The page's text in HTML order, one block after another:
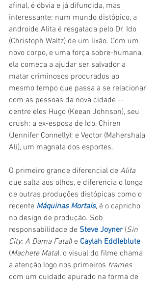
afinal, é óbvia e já difundida, mas
interessante: num mundo distópico, a
androide Alita é resgatada pelo Dr. Ido
(Christoph Waltz) de um lixão. Com um
novo corpo, e uma força sobre-humana,
ela começa a ajudar ser salvador a
matar criminosos procurados ao
mesmo tempo que passa a se relacionar
com as pessoas da nova cidade --
dentre eles Hugo (Keean Johnson), seu
crush; a ex-esposa de Ido, Chiren
(Jennifer Connelly); e Vector (Mahershala
Ali), um magnata dos esportes.
O primeiro grande diferencial de Alita
que salta aos olhos, e diferencia o longa
de outras produções distópicas como o
recente Máquinas Mortais, é o capricho
no design de produção. Sob
responsabilidade de Steve Joyner (Sin
City: A Dama Fatal​) e Caylah Eddleblute
(Machete Mata), o visual do filme chama
a atenção logo nos primeiros frames
com um cuidado apurado na forma de